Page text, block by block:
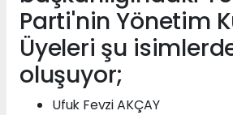
Parti'nin Yönetim
Üyeleri şu
oluşuyor;
Ufuk Fevzi AKÇAY